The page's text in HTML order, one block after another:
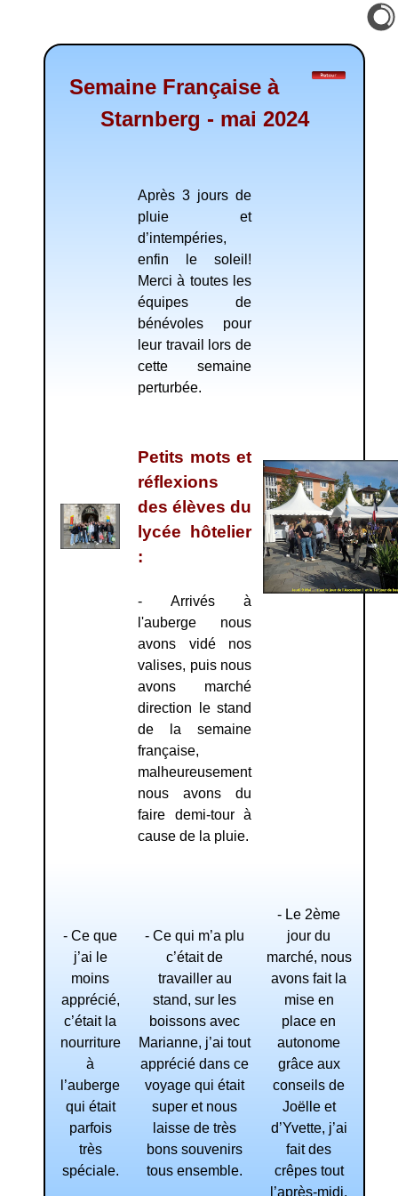
Semaine Française à
Starnberg - mai 2024
Après 3 jours de
pluie et
d’intempéries,
enfin le soleil!
Merci à toutes les
équipes de
bénévoles pour
leur travail lors de
cette semaine
perturbée.
Petits mots et
réflexions
des élèves du
lycée hôtelier
:
- Arrivés à
l'auberge nous
avons vidé nos
valises, puis nous
avons marché
direction le stand
de la semaine
française,
malheureusement
nous avons du
faire demi-tour à
cause de la pluie.
- Ce que
j’ai le
moins
apprécié,
c’était la
nourriture
à
l’auberge
qui était
parfois
très
spéciale.
- Ce qui m’a plu
c’était de
travailler au
stand, sur les
boissons avec
Marianne, j’ai tout
apprécié dans ce
voyage qui était
super et nous
laisse de très
bons souvenirs
tous ensemble.
- Le 2ème
jour du
marché, nous
avons fait la
mise en
place en
autonome
grâce aux
conseils de
Joëlle et
d’Yvette, j’ai
fait des
crêpes tout
l’après-midi.